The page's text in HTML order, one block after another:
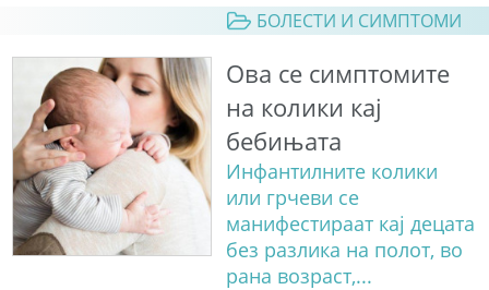
БОЛЕСТИ И СИМПТОМИ
Ова се симптомите
на колики кај
бебињата
Инфантилните колики
или грчеви се
манифестираат кај децата
без разлика на полот, во
рана возраст,...